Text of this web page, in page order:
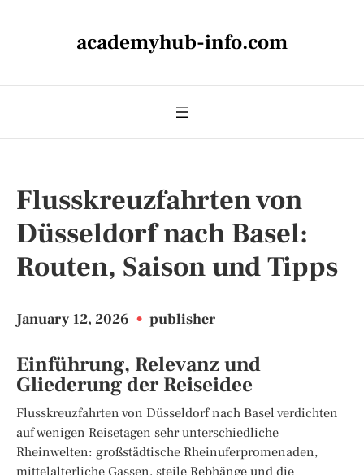
academyhub-info.com
Flusskreuzfahrten von
Düsseldorf nach Basel:
Routen, Saison und Tipps
January 12, 2026 • publisher
Einführung, Relevanz und
Gliederung der Reiseidee
Flusskreuzfahrten von Düsseldorf nach Basel verdichten
auf wenigen Reisetagen sehr unterschiedliche
Rheinwelten: großstädtische Rheinuferpromenaden,
mittelalterliche Gassen, steile Rebhänge und die